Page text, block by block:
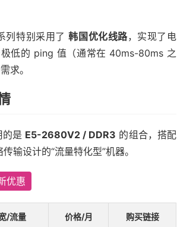
列特别采用了韩国优化线路，实现了电
低的 ping 值（通常在 40ms-80ms 之
求。
的是 E5-2680V2 / DDR3 的组合，搭配
输设计的“流量特化型”机器。
优惠
/流量 价格/月 购买链接